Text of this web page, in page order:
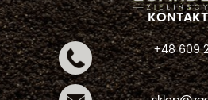
KONTAKT
+48 609